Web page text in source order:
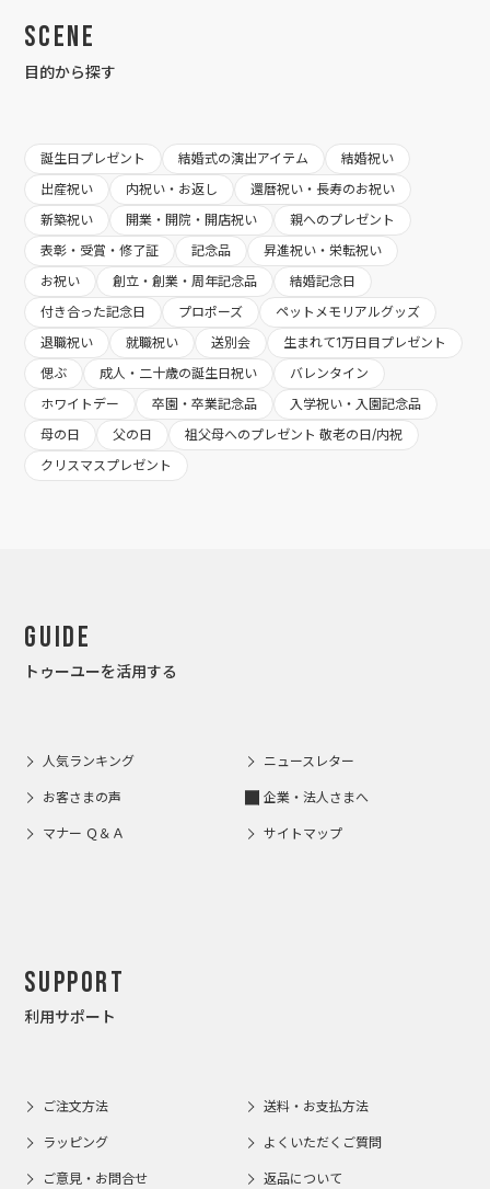
Scene
目的から探す
誕生日プレゼント 結婚式の演出アイテム
結婚祝い
出産祝い
内祝い・お返し
還暦祝い・長寿のお祝い
新築祝い
開業・開院・開店祝い
親へのプレゼント
表彰・受賞・修了証
記念品
昇進祝い・栄転祝い
お祝い
創立・創業・周年記念品
結婚記念日
付き合った記念日
プロポーズ
ペットメモリアルグッズ
退職祝い
就職祝い 送別会
生まれて1万日目プレゼント
偲ぶ
成人・二十歳の誕生日祝い
バレンタイン
ホワイトデー
卒園・卒業記念品
入学祝い・入園記念品
母の日
父の日
祖父母へのプレゼント 敬老の日/内祝
クリスマスプレゼント
Guide
トゥーユーを活用する
人気ランキング ニュースレター
お客さまの声 企業・法人さまへ
マナー Ｑ＆Ａ サイトマップ
Support
利用サポート
ご注文方法 送料・お支払方法
ラッピング よくいただくご質問
ご意見・お問合せ 返品について